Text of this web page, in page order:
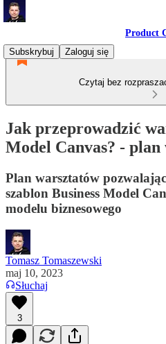
Product
Subskrybuj
Zaloguj się
Czytaj bez
Jak przeprowadzić
Model Canvas? -
Plan warsztatów
szablon Business Model
modelu biznesowego
Tomasz Tomaszewski
maj 10, 2023
Słuchaj
3